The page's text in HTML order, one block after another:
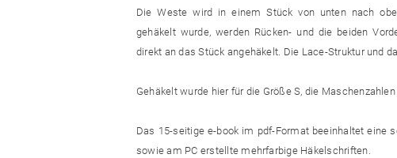
Die Weste wird in einem Stück von unten nach
gehäkelt wurde, werden Rücken- und die beiden
direkt an das Stück angehäkelt. Die Lace-Struktur und
Gehäkelt wurde hier für die Größe S, die
Das 15-seitige e-book im pdf-Format beeinhaltet eine
sowie am PC erstellte mehrfarbige Häkelschriften.